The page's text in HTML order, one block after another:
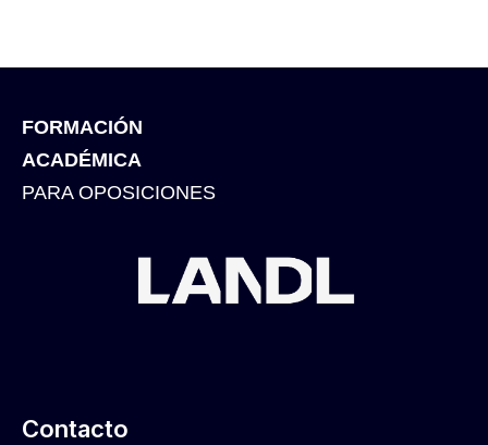
FORMACIÓN
ACADÉMICA
PARA OPOSICIONES
Contacto